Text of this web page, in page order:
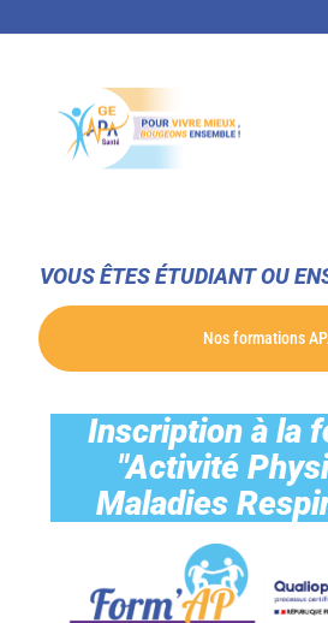
VOUS ÊTES ÉTUDIANT OU
Nos formations
Inscription à la
"Activité
Maladies